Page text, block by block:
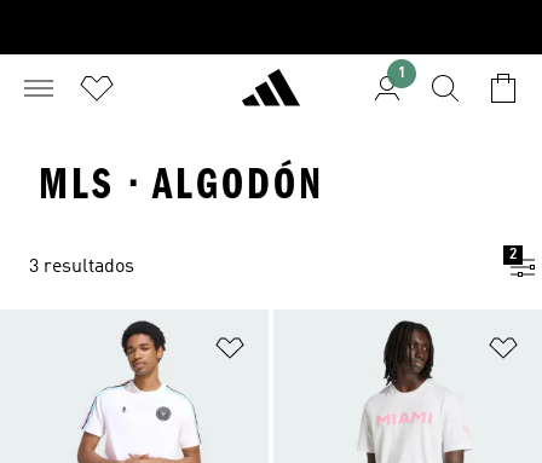
1
MLS · ALGODÓN
3 resultados
2
Añadir a la lista de deseos